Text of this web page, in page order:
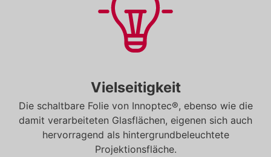
Vielseitigkeit
Die schaltbare Folie von Innoptec®, ebenso wie die
damit verarbeiteten Glasflächen, eigenen sich auch
hervorragend als hintergrundbeleuchtete
Projektionsfläche.